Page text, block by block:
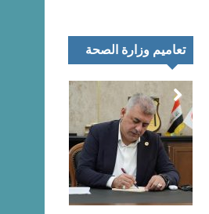
تعاميم وزارة الصحة
بيان…